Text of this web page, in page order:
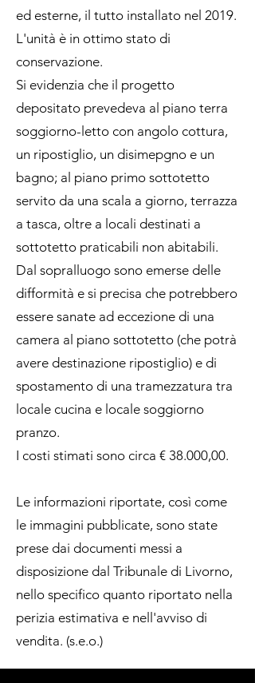
ed esterne, il tutto installato nel 2019.
L'unità è in ottimo stato di
conservazione.
Si evidenzia che il progetto
depositato prevedeva al piano terra
soggiorno-letto con angolo cottura,
un ripostiglio, un disimepgno e un
bagno; al piano primo sottotetto
servito da una scala a giorno, terrazza
a tasca, oltre a locali destinati a
sottotetto praticabili non abitabili.
Dal sopralluogo sono emerse delle
difformità e si precisa che potrebbero
essere sanate ad eccezione di una
camera al piano sottotetto (che potrà
avere destinazione ripostiglio) e di
spostamento di una tramezzatura tra
locale cucina e locale soggiorno
pranzo.
I costi stimati sono circa € 38.000,00.
Le informazioni riportate, così come
le immagini pubblicate, sono state
prese dai documenti messi a
disposizione dal Tribunale di Livorno,
nello specifico quanto riportato nella
perizia estimativa e nell'avviso di
vendita. (s.e.o.)